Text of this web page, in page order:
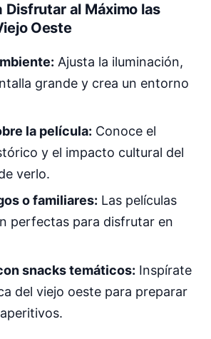
Disfrutar al Máximo las
Oeste
Ajusta la iluminación,
grande y crea un entorno
la película: Conoce el
y el impacto cultural del
verlo.
o familiares: Las películas
perfectas para disfrutar en
snacks temáticos: Inspírate
del viejo oeste para preparar